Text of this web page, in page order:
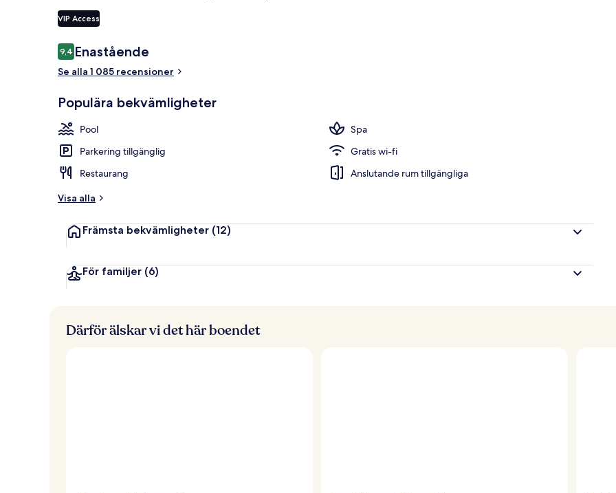
VIP Access
Recensioner
9,49,4 av 10,
Enastående
Se alla 1 085 recensioner
Populära bekvämligheter
Pool
Spa
Parkering tillgänglig
Gratis wi-fi
Restaurang
Anslutande rum tillgängliga
Visa alla
Främsta bekvämligheter (12)
För familjer (6)
Därför älskar vi det här boendet